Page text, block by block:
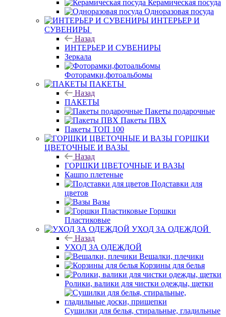
Керамическая посуда
Одноразовая посуда
ИНТЕРЬЕР И
СУВЕНИРЫ
Назад
ИНТЕРЬЕР И СУВЕНИРЫ
Зеркала
Фоторамки,фотоальбомы
ПАКЕТЫ
Назад
ПАКЕТЫ
Пакеты подарочные
Пакеты ПВХ
Пакеты ТОП 100
ГОРШКИ
ЦВЕТОЧНЫЕ И ВАЗЫ
Назад
ГОРШКИ ЦВЕТОЧНЫЕ И ВАЗЫ
Кашпо плетеные
Подставки для
цветов
Вазы
Горшки
Пластиковые
УХОД ЗА ОДЕЖДОЙ
Назад
УХОД ЗА ОДЕЖДОЙ
Вешалки, плечики
Корзины для белья
Ролики, валики для чистки одежды, щетки
Сушилки для белья, стиральные, гладильные